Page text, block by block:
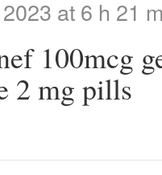
at 6 h 21
100mcg
2 mg pills